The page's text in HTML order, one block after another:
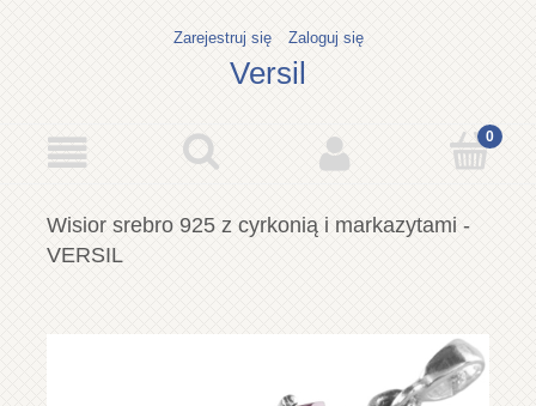
Zarejestruj się Zaloguj się
Versil
Wisior srebro 925 z cyrkonią i markazytami -
VERSIL